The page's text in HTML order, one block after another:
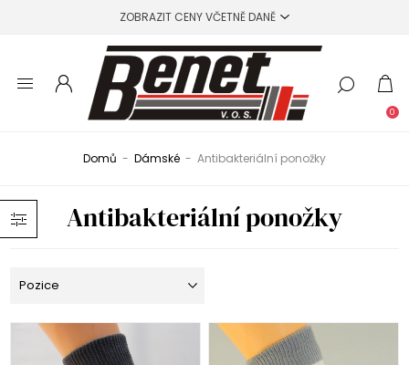
0
Domů - Dámské - Antibakteriální ponožky
Antibakteriální ponožky